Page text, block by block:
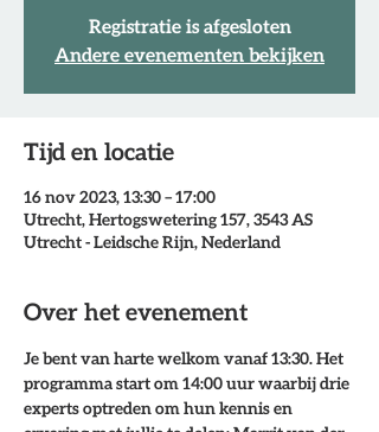
Registratie is afgesloten
Andere evenementen bekijken
Tijd en locatie
16 nov 2023, 13:30 – 17:00
Utrecht, Hertogswetering 157, 3543 AS
Utrecht - Leidsche Rijn, Nederland
Over het evenement
Je bent van harte welkom vanaf 13:30. Het
programma start om 14:00 uur waarbij drie
experts optreden om hun kennis en